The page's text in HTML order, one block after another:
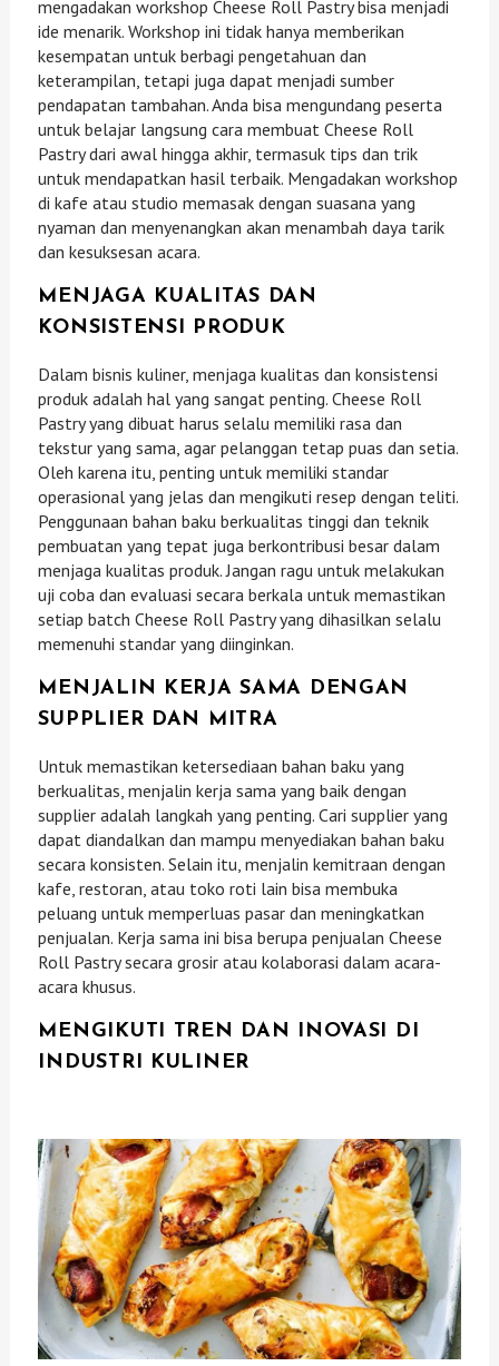
mengadakan workshop Cheese Roll Pastry bisa menjadi
ide menarik. Workshop ini tidak hanya memberikan
kesempatan untuk berbagi pengetahuan dan
keterampilan, tetapi juga dapat menjadi sumber
pendapatan tambahan. Anda bisa mengundang peserta
untuk belajar langsung cara membuat Cheese Roll
Pastry dari awal hingga akhir, termasuk tips dan trik
untuk mendapatkan hasil terbaik. Mengadakan workshop
di kafe atau studio memasak dengan suasana yang
nyaman dan menyenangkan akan menambah daya tarik
dan kesuksesan acara.
MENJAGA KUALITAS DAN
KONSISTENSI PRODUK
Dalam bisnis kuliner, menjaga kualitas dan konsistensi
produk adalah hal yang sangat penting. Cheese Roll
Pastry yang dibuat harus selalu memiliki rasa dan
tekstur yang sama, agar pelanggan tetap puas dan setia.
Oleh karena itu, penting untuk memiliki standar
operasional yang jelas dan mengikuti resep dengan teliti.
Penggunaan bahan baku berkualitas tinggi dan teknik
pembuatan yang tepat juga berkontribusi besar dalam
menjaga kualitas produk. Jangan ragu untuk melakukan
uji coba dan evaluasi secara berkala untuk memastikan
setiap batch Cheese Roll Pastry yang dihasilkan selalu
memenuhi standar yang diinginkan.
MENJALIN KERJA SAMA DENGAN
SUPPLIER DAN MITRA
Untuk memastikan ketersediaan bahan baku yang
berkualitas, menjalin kerja sama yang baik dengan
supplier adalah langkah yang penting. Cari supplier yang
dapat diandalkan dan mampu menyediakan bahan baku
secara konsisten. Selain itu, menjalin kemitraan dengan
kafe, restoran, atau toko roti lain bisa membuka
peluang untuk memperluas pasar dan meningkatkan
penjualan. Kerja sama ini bisa berupa penjualan Cheese
Roll Pastry secara grosir atau kolaborasi dalam acara-
acara khusus.
MENGIKUTI TREN DAN INOVASI DI
INDUSTRI KULINER